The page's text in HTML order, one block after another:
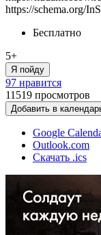
https://schema.org/
Бесплатно
5+
Я пойду
97 нравится
11519 просмотров
Добавить в
Google
Outlook.com
Скачать .ics